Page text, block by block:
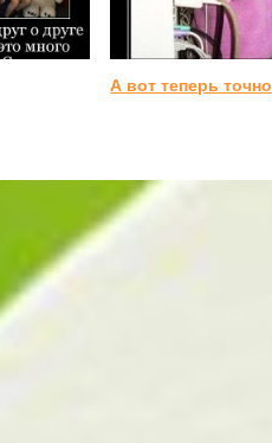
А вот теперь точно